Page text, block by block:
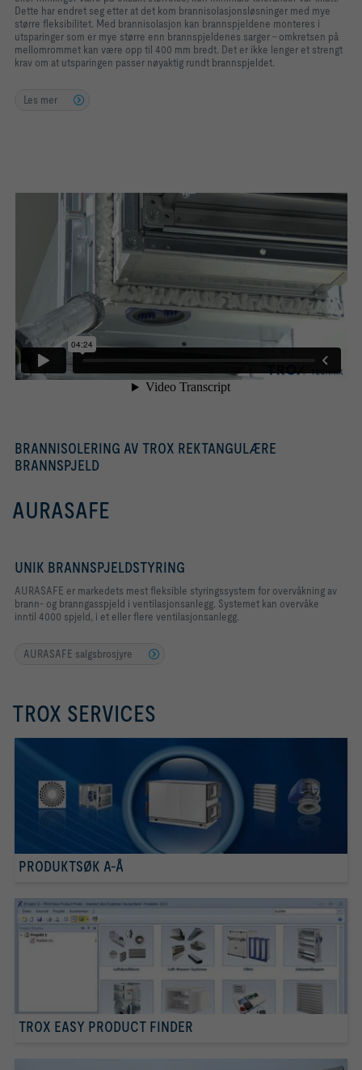
Dette har endret seg etter at det kom brannisolasjonsløsninger med mye
større fleksibilitet. Med brannisolasjon kan brannspjeldene monteres i
utsparinger som er mye større enn brannspjeldenes sarger – omkretsen på
mellomrommet kan være opp til 400 mm bredt. Det er ikke lenger et strengt
krav om at utsparingen passer nøyaktig rundt brannspjeldet.
Les mer
BRANNISOLERING AV TROX REKTANGULÆRE
BRANNSPJELD
AURASAFE
UNIK BRANNSPJELDSTYRING
AURASAFE er markedets mest fleksible styringssystem for overvåkning av
brann- og branngasspjeld i ventilasjonsanlegg. Systemet kan overvåke
inntil 4000 spjeld, i et eller flere ventilasjonsanlegg.
AURASAFE salgsbrosjyre
TROX SERVICES
PRODUKTSØK A-Å
TROX EASY PRODUCT FINDER